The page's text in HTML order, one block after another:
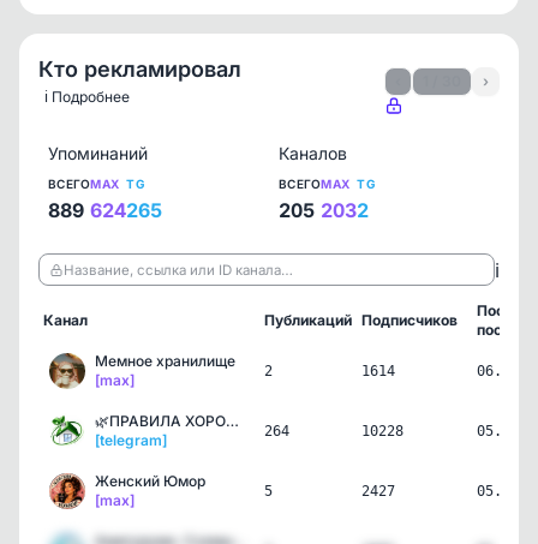
Кто рекламировал
ℹ️ Подробнее
›
Упоминаний
ВСЕГО
889
MAX
624
TG
265
Каналов
ВСЕГО
205
MAX
203
TG
2
Название, ссылка или ID канала… ℹ️
Канал Публикаций Подписчиков
пост
Мемное хранилище
[max]
2 1614
🌿ПРАВИЛА ХОРОШЕГО ДОМА
[telegram]
264 10228
Женский Юмор
[max]
5 2427